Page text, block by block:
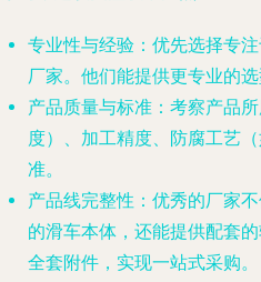
专业性与经验 ：优先选择专
厂家。他们能提供更专业的选
产品质量与标准 ：考察产品
度）、加工精度、防腐工艺
准。
产品线完整性 ：优秀的厂家
的滑车本体，还能提供配套
全套附件，实现一站式采购。